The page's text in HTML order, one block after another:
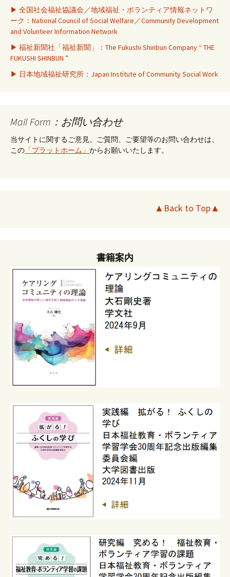
▶ 全国社会福祉協議会／地域福祉・ボランティア情報ネットワ
ーク：National Council of Social Welfare／Community Development
and Volunteer Information Network
▶ 福祉新聞社「福祉新聞」：The Fukushi Shinbun Company “ THE
FUKUSHI SHINBUN ”
▶ 日本地域福祉研究所：Japan Institute of Community Social Work
Mail Form：お問い合わせ
当サイトに関するご意見、ご質問、ご要望等のお問い合わせは、
この 「プラットホーム」 からお願いいたします。
▲Back to Top▲
書籍案内